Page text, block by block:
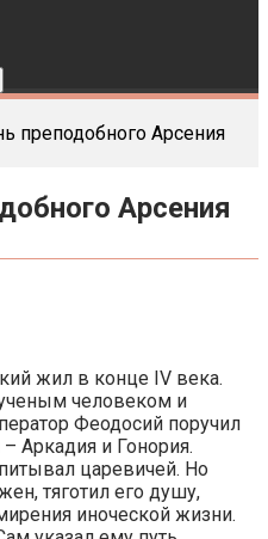
преподобного Арсения
Арсения
жил в конце IV века.
человеком и
Феодосий поручил
Аркадия и Гонория.
царевичей. Но
тяготил его душу,
иноческой жизни.